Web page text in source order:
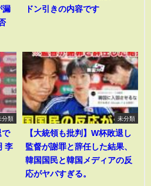
漏
ドン引きの内容です
分類
で
李
未分類
【大統領も批判】W杯敗退し
監督が謝罪と辞任した結果、
韓国国民と韓国メディアの反
応がヤバすぎる。